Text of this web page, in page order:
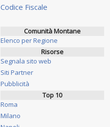
Codice Fiscale
Comunità Montane
Elenco per Regione
Risorse
Segnala sito web
Siti Partner
Pubblicità
Top 10
Roma
Milano